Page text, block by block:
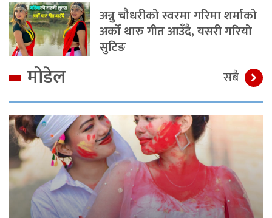
अन्नु चौधरीको स्वरमा गरिमा शर्माको
अर्को थारु गीत आउँदै, यसरी गरियो
सुटिङ
मोडेल सबै